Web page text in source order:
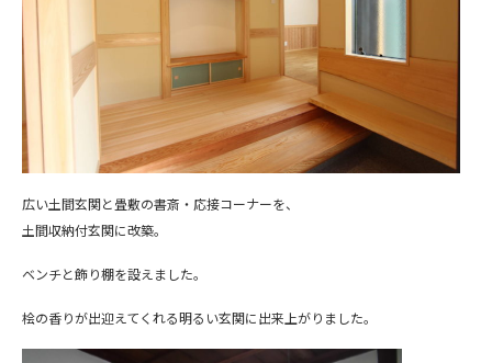
広い土間玄関と畳敷の書斎・応接コーナーを、
土間収納付玄関に改築。
ベンチと飾り棚を設えました。
桧の香りが出迎えてくれる明るい玄関に出来上がりました。